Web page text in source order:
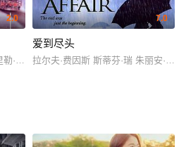
2.0
勒·耶尔根
7.0
爱到尽头
拉尔夫·费因斯 斯蒂芬·瑞 朱丽安·摩